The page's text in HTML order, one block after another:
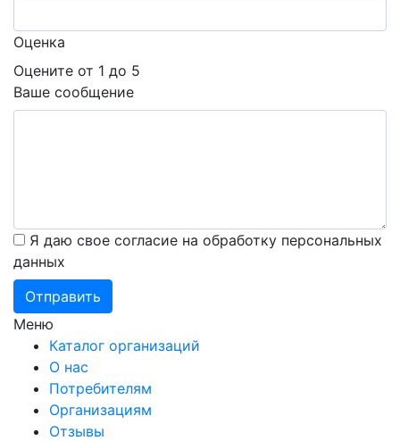
Оценка
Оцените от 1 до 5
Ваше сообщение
Я даю свое согласие на обработку персональных
данных
Меню
Каталог организаций
О нас
Потребителям
Организациям
Отзывы